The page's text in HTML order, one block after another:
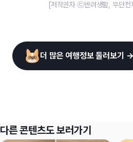
[저작권자 ⓒ반려생활, 무단전
더 많은 여행정보 둘러보기 →
다른 콘텐츠도 보러가기